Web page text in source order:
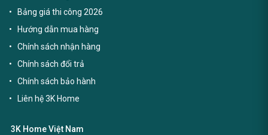
Bảng giá thi công 2026
Hướng dẫn mua hàng
Chính sách nhận hàng
Chính sách đổi trả
Chính sách bảo hành
Liên hệ 3K Home
3K Home Việt Nam